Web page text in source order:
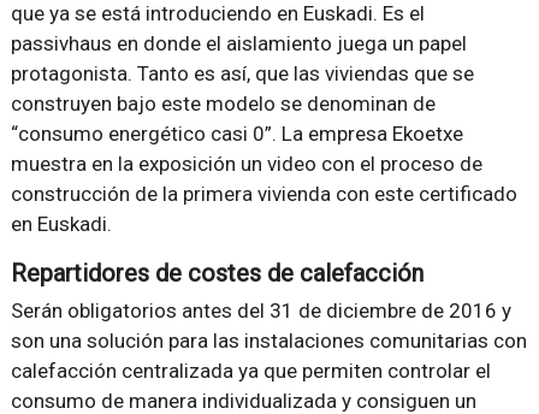
que ya se está introduciendo en Euskadi. Es el
passivhaus en donde el aislamiento juega un papel
protagonista. Tanto es así, que las viviendas que se
construyen bajo este modelo se denominan de
“consumo energético casi 0”. La empresa Ekoetxe
muestra en la exposición un video con el proceso de
construcción de la primera vivienda con este certificado
en Euskadi.
Repartidores de costes de calefacción
Serán obligatorios antes del 31 de diciembre de 2016 y
son una solución para las instalaciones comunitarias con
calefacción centralizada ya que permiten controlar el
consumo de manera individualizada y consiguen un